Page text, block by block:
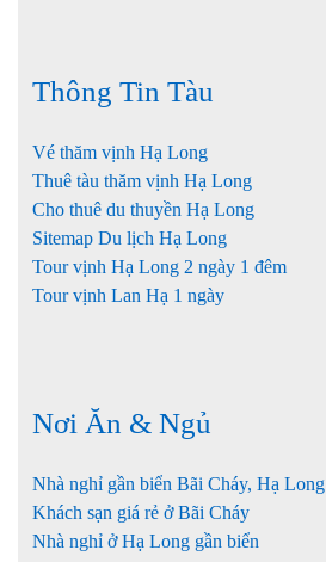
Thông Tin Tàu
Vé thăm vịnh Hạ Long
Thuê tàu thăm vịnh Hạ Long
Cho thuê du thuyền Hạ Long
Sitemap Du lịch Hạ Long
Tour vịnh Hạ Long 2 ngày 1 đêm
Tour vịnh Lan Hạ 1 ngày
Nơi Ăn & Ngủ
Nhà nghỉ gần biển Bãi Cháy, Hạ Long
Khách sạn giá rẻ ở Bãi Cháy
Nhà nghỉ ở Hạ Long gần biển